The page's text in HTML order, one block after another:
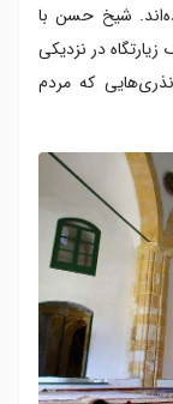
شیخ حسن با
در نزدیکی
که مردم